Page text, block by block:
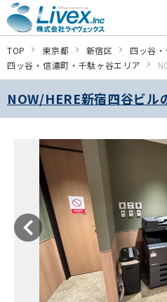
TOP 東京都 新宿区
四ッ谷
四ッ谷・信濃町・千駄ヶ谷エリア
NOW/HERE新宿四谷ビル